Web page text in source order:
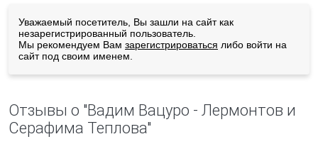
Уважаемый посетитель, Вы зашли на сайт как
незарегистрированный пользователь.
Мы рекомендуем Вам зарегистрироваться либо войти на
сайт под своим именем.
Отзывы о "Вадим Вацуро - Лермонтов и
Серафима Теплова"